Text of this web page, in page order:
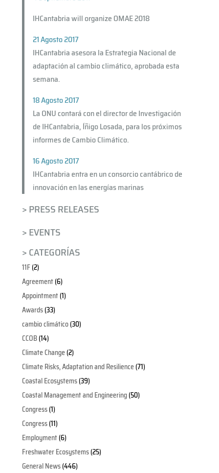
IHCantabria will organize OMAE 2018
21 Agosto 2017
IHCantabria asesora la Estrategia Nacional de
adaptación al cambio climático, aprobada esta
semana.
18 Agosto 2017
La ONU contará con el director de Investigación
de IHCantabria, Íñigo Losada, para los próximos
informes de Cambio Climático.
16 Agosto 2017
IHCantabria entra en un consorcio cantábrico de
innovación en las energías marinas
> PRESS RELEASES
> EVENTS
> CATEGORÍAS
11F(2)
Agreement(6)
Appointment(1)
Awards(33)
cambio climático(30)
CCOB(14)
Climate Change(2)
Climate Risks, Adaptation and Resilience(71)
Coastal Ecosystems(39)
Coastal Management and Engineering(50)
Congress(1)
Congress(11)
Employment(6)
Freshwater Ecosystems(25)
General News(446)